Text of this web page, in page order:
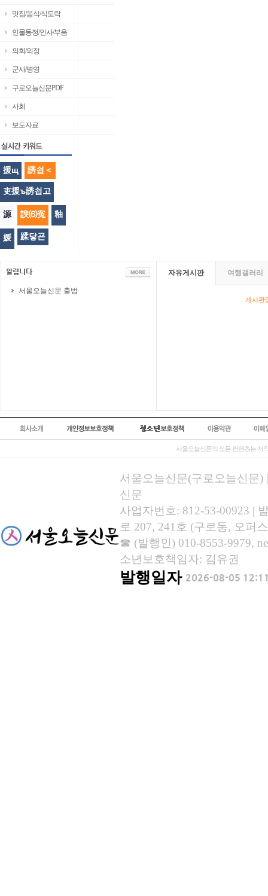
맛집/음식/식도락
인물동정/인사/부음
의회/의정
군사/병영
구로오늘신문PDF
사회
보도자료
援щ 誘쇱＜
吏援ъ誘쇱고
源 諛⑹寃 釉
媛 蹂닿굔
서울오늘신문 출범
자유게시판 여행갤러리
게시판
서울오늘신문의 모든 컨텐츠는 저
서울오늘신문(구로오늘신문)
신문
사업자번호: 812-53-00923 |
로 207, 241호 (구로동, 오퍼
☎ (발행인) 010-8553-9979,
소년보호책임자: 김유권
발행일자